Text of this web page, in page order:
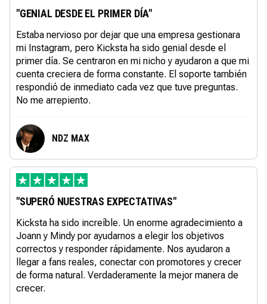
"GENIAL DESDE EL PRIMER DÍA"
Estaba nervioso por dejar que una empresa gestionara
mi Instagram, pero Kicksta ha sido genial desde el
primer día. Se centraron en mi nicho y ayudaron a que mi
cuenta creciera de forma constante. El soporte también
respondió de inmediato cada vez que tuve preguntas.
No me arrepiento.
NDZ MAX
"SUPERÓ NUESTRAS EXPECTATIVAS"
Kicksta ha sido increíble. Un enorme agradecimiento a
Joann y Mindy por ayudarnos a elegir los objetivos
correctos y responder rápidamente. Nos ayudaron a
llegar a fans reales, conectar con promotores y crecer
de forma natural. Verdaderamente la mejor manera de
crecer.